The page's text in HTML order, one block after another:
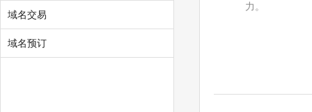
.motorcycles
.skin
域名交易
域名预订
力。